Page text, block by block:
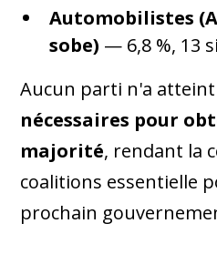
Automobilistes
sobe) — 6,8 %, 13
Aucun parti n'a atteint
nécessaires pour
majorité, rendant la
coalitions essentielle
prochain